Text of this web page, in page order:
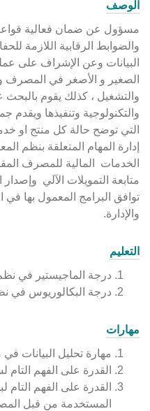
الوصف
مسؤول عن ضمان فعالية
والضوابط الرقابية اللازمة
البيانات وعن الإشراف على
الصغير و الأصغر في المصرف
والتشغيل ، كذلك يقوم بالبحث
والتكنولوجية وتنفيذها ويقدم
التي توضح حالة كل منتج او
إدارة المهام المتعلقة بنظم
الخدمات المالية للمصرف
متابعة التمويلات الآلي
توافق البرامج المعمول بها
والإدارة.
التعليم
درجة الماجيستير في
درجة البكالوريوس في
مهارات
مهارة تحليل البيانات في
القدرة على الفهم
القدرة على الفهم التام
المستخدمة من قبل